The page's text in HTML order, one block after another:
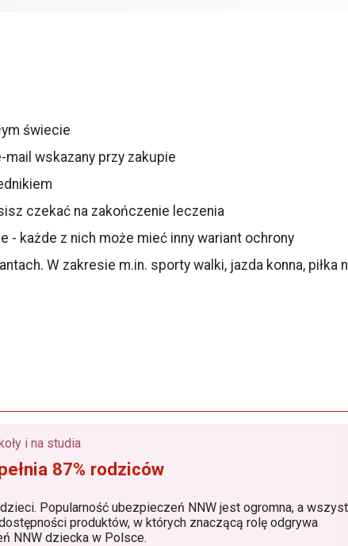
świecie
wskazany przy zakupie
czekać na zakończenie leczenia
każde z nich może mieć inny wariant ochrony
W zakresie m.in. sporty walki, jazda konna, piłka
Ubezpieczenie dla dzieci do żłobka, przedszkola, szkoły i na studia
87% rodziców
ubezpieczeń NNW jest ogromna, a wszystko to
NNW dziecka w Polsce.